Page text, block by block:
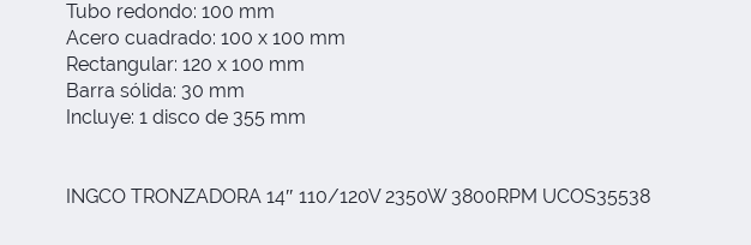
Tubo redondo: 100 mm
Acero cuadrado: 100 x 100 mm
Rectangular: 120 x 100 mm
Barra sólida: 30 mm
Incluye: 1 disco de 355 mm
INGCO TRONZADORA 14″ 110/120V 2350W 3800RPM UCOS35538